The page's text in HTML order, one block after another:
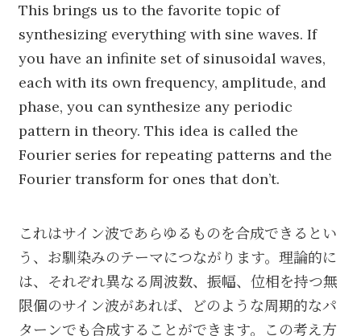
This brings us to the favorite topic of
synthesizing everything with sine waves. If
you have an infinite set of sinusoidal waves,
each with its own frequency, amplitude, and
phase, you can synthesize any periodic
pattern in theory. This idea is called the
Fourier series for repeating patterns and the
Fourier transform for ones that don’t.
これはサイン波であらゆるものを合成できるとい
う、お馴染みのテーマにつながります。理論的に
は、それぞれ異なる周波数、振幅、位相を持つ無
限個のサイン波があれば、どのような周期的なパ
ターンでも合成することができます。この考え方